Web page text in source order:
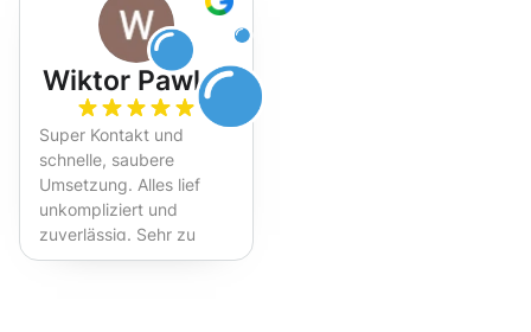
Wiktor Pawlak
Super Kontakt und
schnelle, saubere
Umsetzung. Alles lief
unkompliziert und
zuverlässig. Sehr zu
empfehlen!